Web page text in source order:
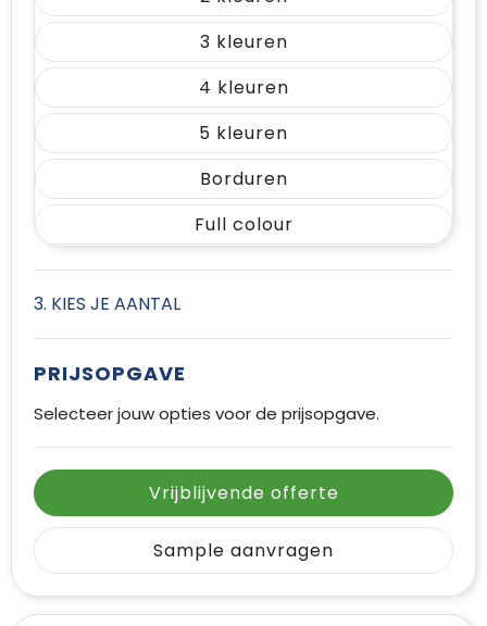
3
4
5
Borduren
Full colour
3. KIES JE AANTAL
PRIJSOPGAVE
Selecteer jouw opties voor de prijsopgave.
Vrijblijvende offerte
Sample aanvragen